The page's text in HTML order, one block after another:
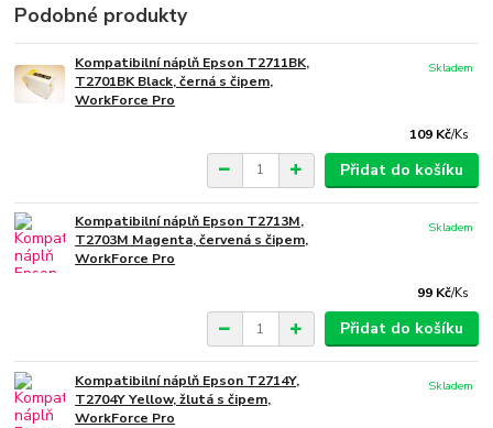
Podobné produkty
Kompatibilní náplň Epson T2711BK,
T2701BK Black, černá s čipem,
WorkForce Pro
109 Kč/Ks
Skladem
Přidat do košíku
Kompatibilní náplň Epson T2713M,
T2703M Magenta, červená s čipem,
WorkForce Pro
99 Kč/Ks
Skladem
Přidat do košíku
Kompatibilní náplň Epson T2714Y,
T2704Y Yellow, žlutá s čipem,
WorkForce Pro
Skladem